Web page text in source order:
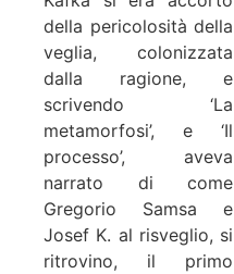
della pericolosità della
veglia, colonizzata
dalla ragione, e
scrivendo ‘La
metamorfosi’, e ‘Il
processo’, aveva
narrato di come
Gregorio Samsa e
Josef K. al risveglio, si
ritrovino, il primo